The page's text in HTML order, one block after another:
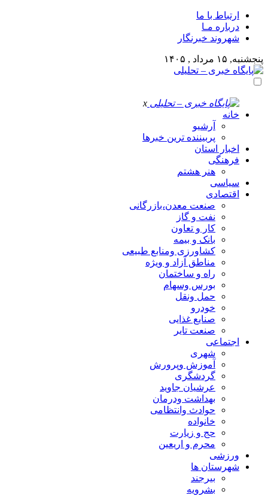
ارتباط با ما
درباره مـا
شهروند خبرنگار
پنجشنبه, ۱۵ مرداد , ۱۴۰۵
x
خانه
آرشیو
پربیننده ترین خبرها
اخبار استان
فرهنگی
هنر هشتم
سیاسی
اقتصادی
صنعت معدن،بازرگانی
نفت و گاز
کار و تعاون
بانک و بیمه
کشاورزی ومنابع طبیعی
مناطق آزاد و ویژه
راه و ساختمان
بورس وسهام
حمل ونقل
خودرو
صنایع غذایی
صنعت تایر
اجتماعی
شهری
آموزش وپرورش
گردشگری
عرشیان جاوید
بهداشت ودرمان
حوادث وانتظامی
خانواده
حج و زیارت
محرم و اریعین
ورزشی
شهرستان ها
بیرجند
بشرویه